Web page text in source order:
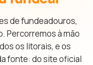
de fundeadouros,
Percorremos à mão
os litorais, e os
fonte: do site oficial